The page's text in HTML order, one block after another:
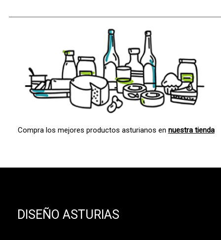
Compra los mejores productos asturianos en nuestra tienda
DISEÑO ASTURIAS